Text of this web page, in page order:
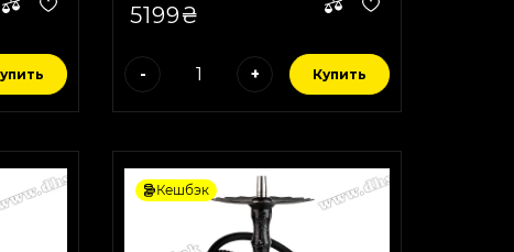
5199₴
- + Купить
Кешбэк